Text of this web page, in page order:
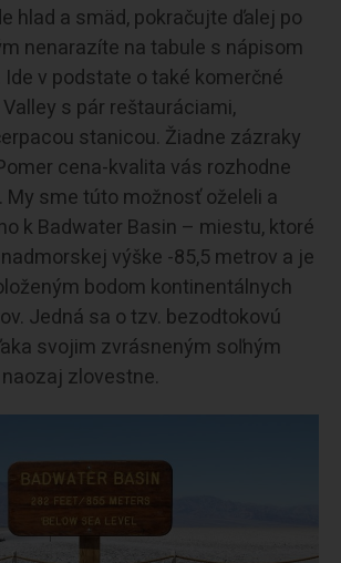
hlad a smäd, pokračujte ďalej po
nenarazíte na tabule s nápisom
Ide v podstate o také komerčné
s pár reštauráciami,
stanicou. Žiadne zázraky
cena-kvalita vás rozhodne
My sme túto možnosť oželeli a
k Badwater Basin – miestu, ktoré
výške -85,5 metrov a je
bodom kontinentálnych
Jedná sa o tzv. bezodtokovú
svojim zvrásneným soľným
zlovestne.